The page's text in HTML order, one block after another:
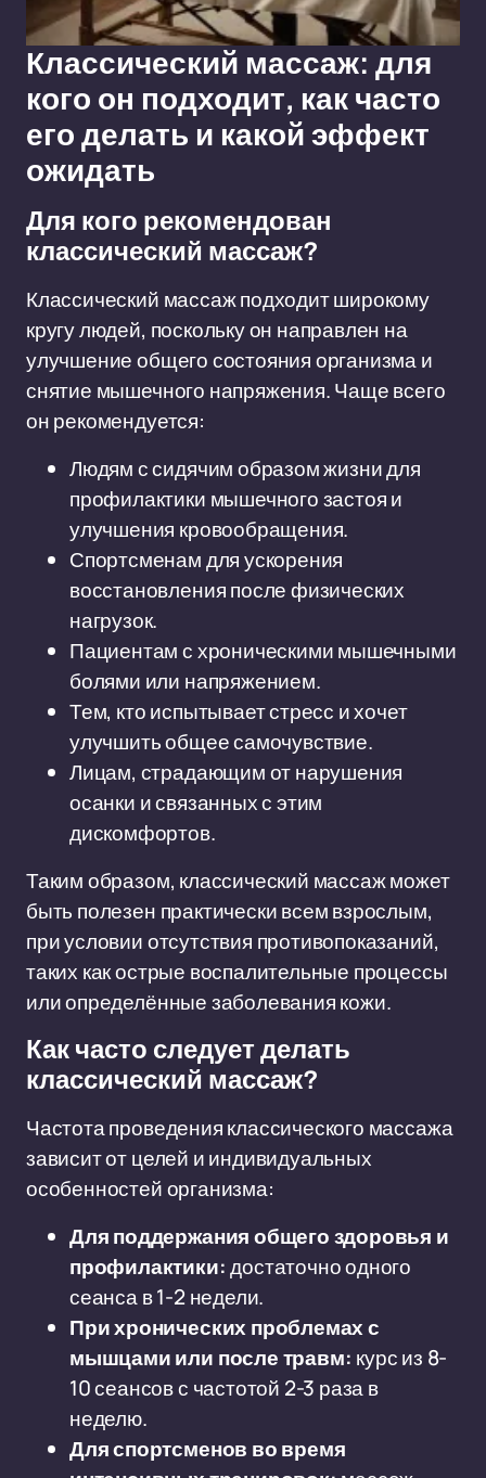
Классический массаж: для
кого он подходит, как часто
его делать и какой эффект
ожидать
Для кого рекомендован
классический массаж?
Классический массаж подходит широкому
кругу людей, поскольку он направлен на
улучшение общего состояния организма и
снятие мышечного напряжения. Чаще всего
он рекомендуется:
Людям с сидячим образом жизни для
профилактики мышечного застоя и
улучшения кровообращения.
Спортсменам для ускорения
восстановления после физических
нагрузок.
Пациентам с хроническими мышечными
болями или напряжением.
Тем, кто испытывает стресс и хочет
улучшить общее самочувствие.
Лицам, страдающим от нарушения
осанки и связанных с этим
дискомфортов.
Таким образом, классический массаж может
быть полезен практически всем взрослым,
при условии отсутствия противопоказаний,
таких как острые воспалительные процессы
или определённые заболевания кожи.
Как часто следует делать
классический массаж?
Частота проведения классического массажа
зависит от целей и индивидуальных
особенностей организма:
Для поддержания общего здоровья и
профилактики:достаточно одного
сеанса в 1-2 недели.
При хронических проблемах с
мышцами или после травм: курс из 8-
10 сеансов с частотой 2-3 раза в
неделю.
Для спортсменов во время